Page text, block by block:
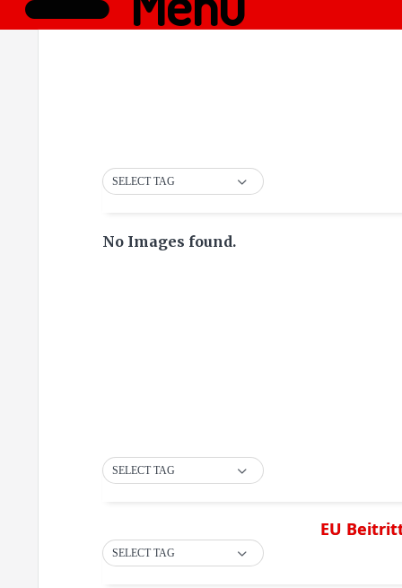
SELECT TAG
No Images found.
SELECT TAG
EU
SELECT TAG